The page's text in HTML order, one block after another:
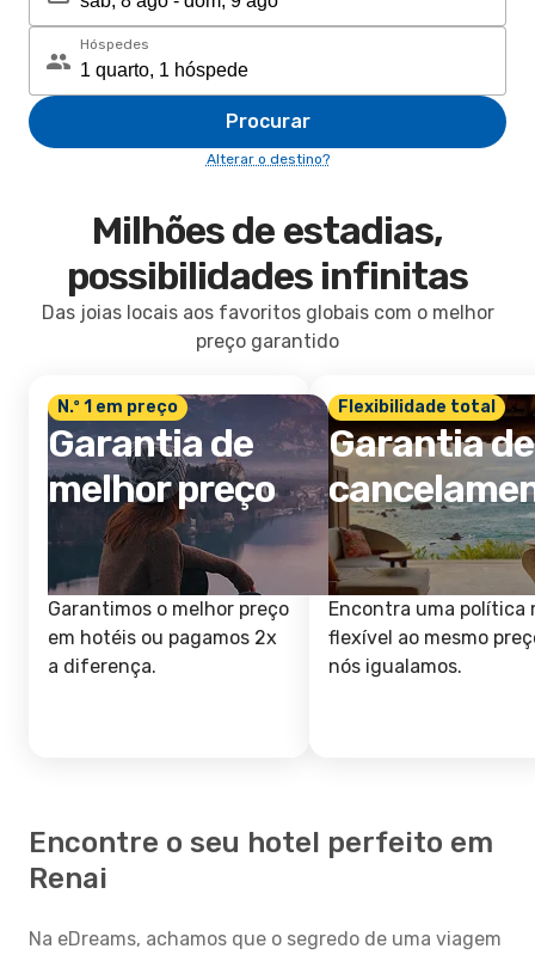
Hóspedes
Procurar
Alterar o destino?
Milhões de estadias,
possibilidades infinitas
Das joias locais aos favoritos globais com o melhor
preço garantido
N.º 1 em preço
Garantia de
melhor preço
Garantimos o melhor preço
em hotéis ou pagamos 2x
a diferença.
Flexibilidade total
Garantia de
Encontra uma política
flexível ao mesmo
nós igualamos.
Encontre o seu hotel perfeito em
Renai
Na eDreams, achamos que o segredo de uma viagem